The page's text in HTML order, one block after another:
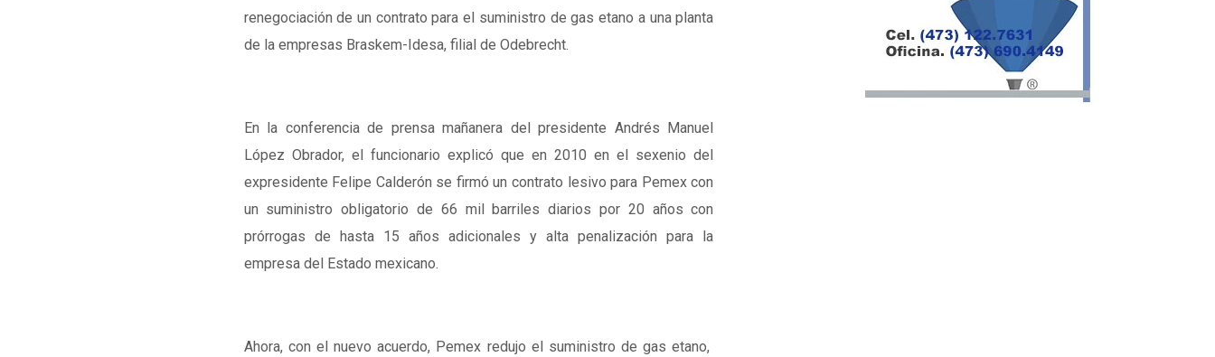
renegociación de un contrato para el suministro de gas etano a una planta
de la empresas Braskem-Idesa, filial de Odebrecht.
En la conferencia de prensa mañanera del presidente Andrés Manuel
López Obrador, el funcionario explicó que en 2010 en el sexenio del
expresidente Felipe Calderón se firmó un contrato lesivo para Pemex con
un suministro obligatorio de 66 mil barriles diarios por 20 años con
prórrogas de hasta 15 años adicionales y alta penalización para la
empresa del Estado mexicano.
Ahora, con el nuevo acuerdo, Pemex redujo el suministro de gas etano,